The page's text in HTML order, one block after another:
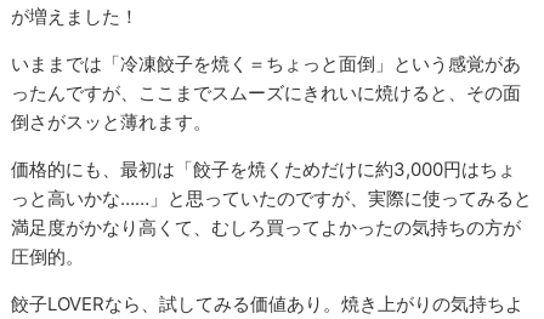
が増えました！
いままでは「冷凍餃子を焼く＝ちょっと面倒」という感覚があ
ったんですが、ここまでスムーズにきれいに焼けると、その面
倒さがスッと薄れます。
価格的にも、最初は「餃子を焼くためだけに約3,000円はちょ
っと高いかな……」と思っていたのですが、実際に使ってみると
満足度がかなり高くて、むしろ買ってよかったの気持ちの方が
圧倒的。
餃子LOVERなら、試してみる価値あり。焼き上がりの気持ちよ